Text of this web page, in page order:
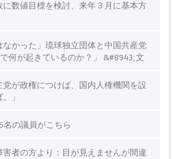
数値目標を検討、来年３月に基本方
なかった」琉球独立団体と中国共産党
何が起きているのか？」 &#8943;文
が政権につけば、国内人権機関を設
」
の議員がこちら
者の方より：目が見えませんが間違